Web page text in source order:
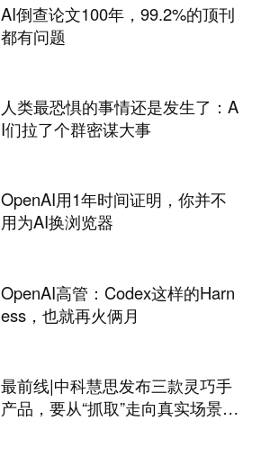
AI倒查论文100年，99.2%的顶刊
都有问题
人类最恐惧的事情还是发生了：A
I们拉了个群密谋大事
OpenAI用1年时间证明，你并不
用为AI换浏览器
OpenAI高管：Codex这样的Harn
ess，也就再火俩月
最前线|中科慧思发布三款灵巧手
产品，要从“抓取”走向真实场景作